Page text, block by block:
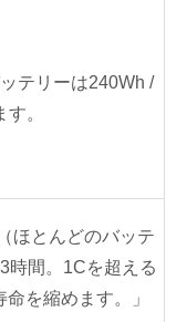
テリーは240Wh /
。
ほとんどのバッテ
時間。1Cを超える
を縮めます。」